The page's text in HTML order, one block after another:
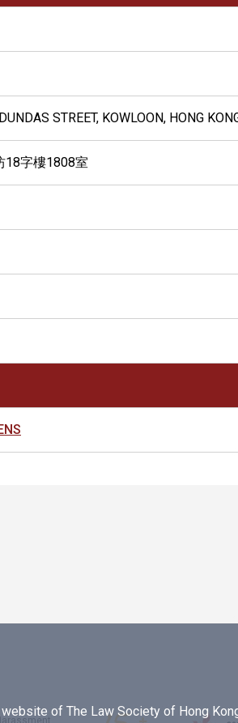
STREET, KOWLOON, HONG
18字樓1808室
of The Law Society of Hong